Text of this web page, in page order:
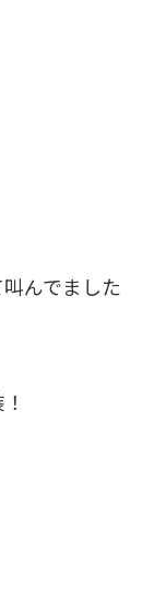
んでました